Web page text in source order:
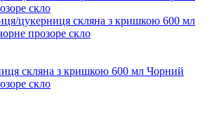
скляна з кришкою 600 мл Чорний
скло